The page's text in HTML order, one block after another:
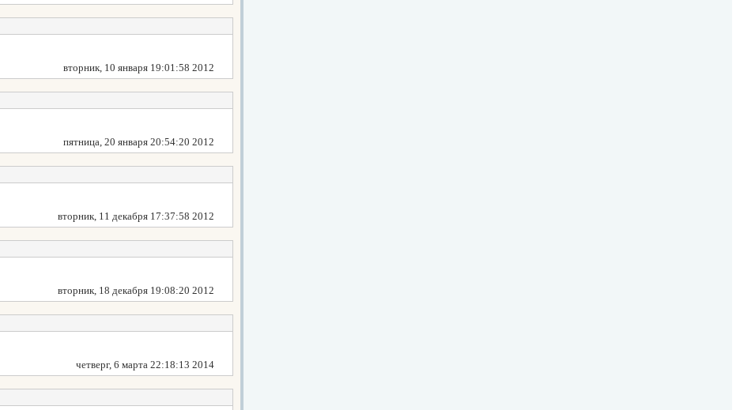
вторник, 10 января 19:01:58 2012
пятница, 20 января 20:54:20 2012
вторник, 11 декабря 17:37:58 2012
вторник, 18 декабря 19:08:20 2012
четверг, 6 марта 22:18:13 2014